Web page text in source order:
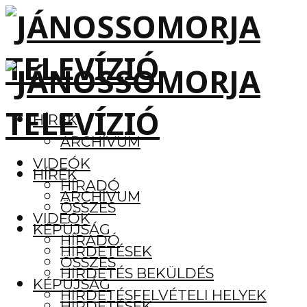
HÍREK
ARCHÍVUM
VIDEÓK
HÍRADÓ
ÖSSZES
KÉPÚJSÁG
HIRDETÉSEK
HIRDETÉS BEKÜLDÉS
HIRDETÉSFELVÉTELI HELYEK
HÍREK
ARCHÍVUM
VIDEÓK
HÍRADÓ
ÖSSZES
KÉPÚJSÁG